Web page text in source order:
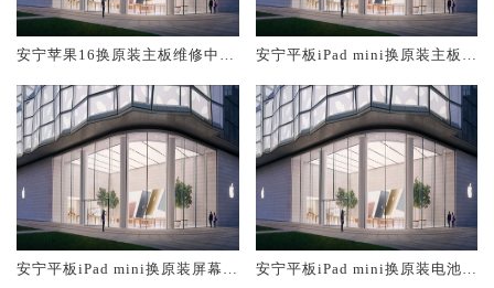
安宁苹果16换原装主板维修中心
安宁平板iPad mini换原装主板维
安宁平板iPad mini换原装屏幕服
安宁平板iPad mini换原装电池维